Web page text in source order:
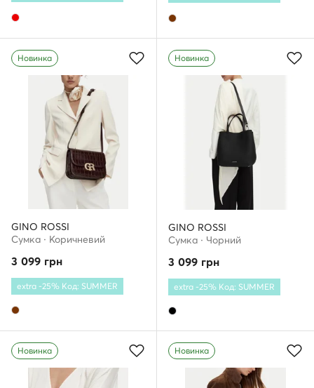
Новинка
GINO ROSSI
Сумка · Коричневий
3 099 грн
extra -25% Код: SUMMER
Новинка
GINO ROSSI
Сумка · Чорний
3 099 грн
extra -25% Код: SUMMER
Новинка Новинка